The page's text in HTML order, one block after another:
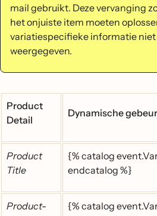
mail gebruikt. Deze vervanging
het onjuiste item moeten
variatiespecifieke informatie
weergegeven.
Product
Detail
Dynamische
Product
Title
{% catalog
endcatalog %}
Product-
{% catalog